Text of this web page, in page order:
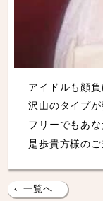
アイドルも顔
沢山のタイプ
フリーでもあ
是歩貴方様のご
‹ 一覧へ